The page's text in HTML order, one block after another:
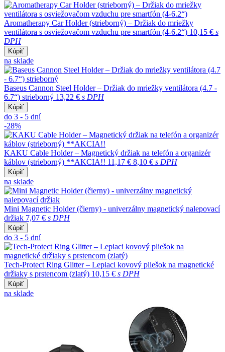
Aromatherapy Car Holder (strieborný) – Držiak do mriežky
ventilátora s osviežovačom vzduchu pre smartfón (4-6.2“) 10,15 € s
DPH
Kúpiť
na sklade
Baseus Cannon Steel Holder – Držiak do mriežky ventilátora (4.7 -
6.7“) strieborný 13,22 € s DPH
Kúpiť
do 3 - 5 dní
-28%
KAKU Cable Holder – Magnetický držiak na telefón a organizér
káblov (strieborný) **AKCIA!! 11,17 € 8,10 € s DPH
Kúpiť
na sklade
Mini Magnetic Holder (čierny) - univerzálny magnetický nalepovací
držiak 7,07 € s DPH
Kúpiť
do 3 - 5 dní
Tech-Protect Ring Glitter – Lepiaci kovový pliešok na magnetické
držiaky s prstencom (zlatý) 10,15 € s DPH
Kúpiť
na sklade